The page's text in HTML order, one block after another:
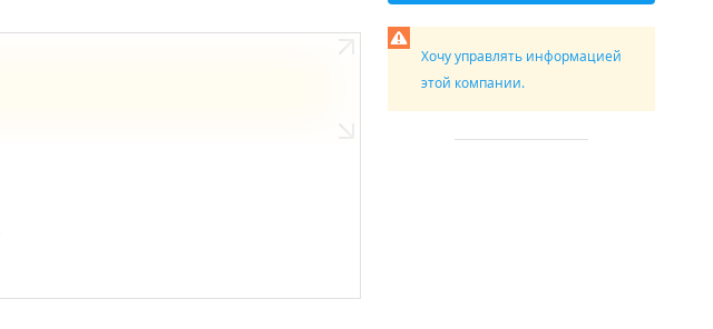
Хочу управлять информацией
этой компании.